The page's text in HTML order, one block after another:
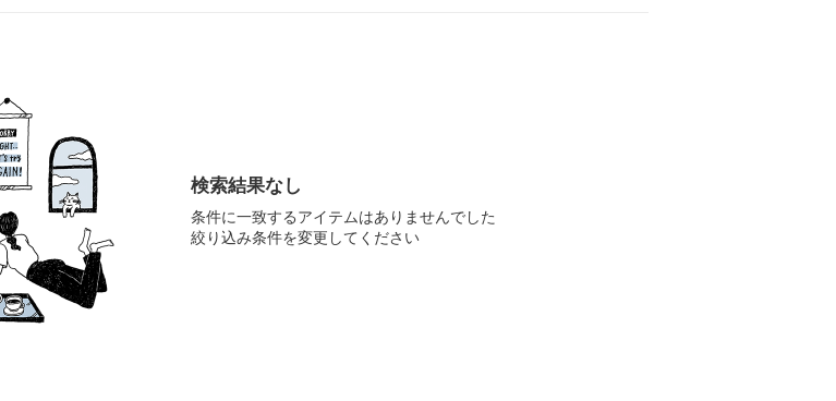
検索結果なし
条件に一致するアイテムはありませんでした
絞り込み条件を変更してください